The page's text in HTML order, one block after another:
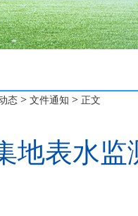
态 > 文件通知 > 正文
地表水